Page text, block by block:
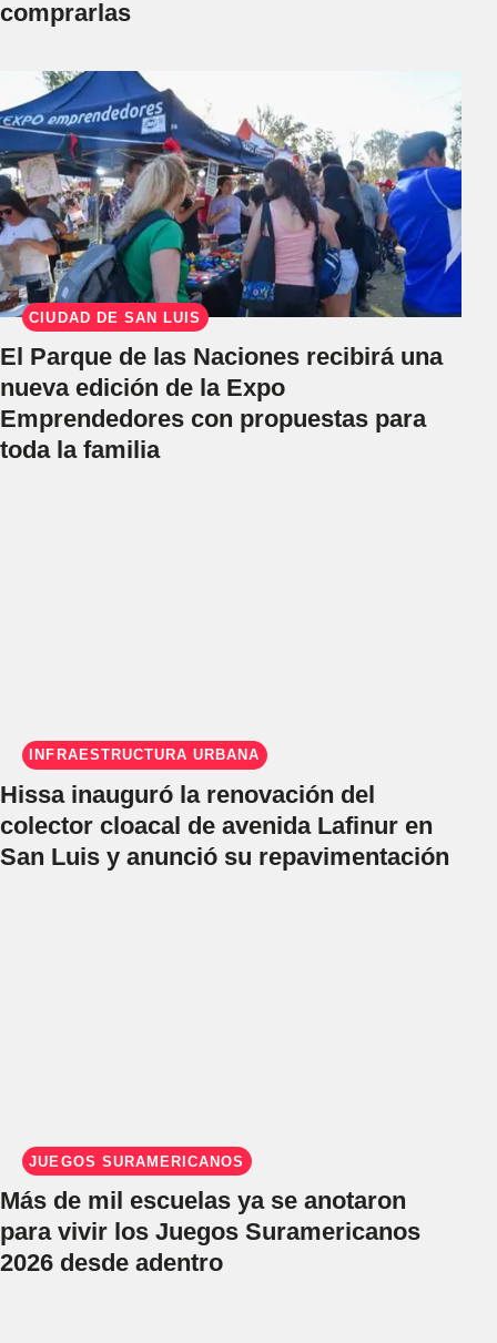
comprarlas
CIUDAD DE SAN LUIS
El Parque de las Naciones recibirá una
nueva edición de la Expo
Emprendedores con propuestas para
toda la familia
INFRAESTRUCTURA URBANA
Hissa inauguró la renovación del
colector cloacal de avenida Lafinur en
San Luis y anunció su repavimentación
JUEGOS SURAMERICANOS
Más de mil escuelas ya se anotaron
para vivir los Juegos Suramericanos
2026 desde adentro